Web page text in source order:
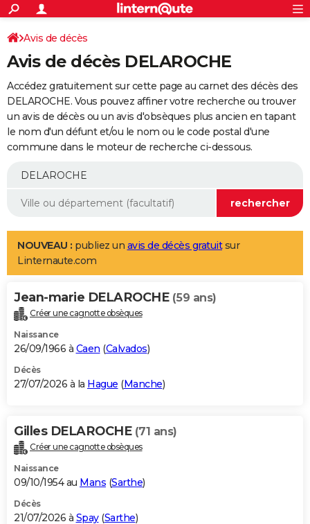
ACTUALITÉS
Politique
Société
Faits Divers
Education
Monde
Villes
+
SPORT
Coupe du monde 2026
Football
Tennis
Cyclisme
Rugby
Forum
Programme TV
TNT
Streaming
Cinéma
Sorties cinéma
Musique
+
FINANCE
Impôts
Immobilier
Risques naturels par ville
Banque
Assurance
Crédit
AUTO
Essais
Réserver un essai
Citadines
Berlines
SUV
Forum auto
+
Mobiles
Meilleur smartphone
Internet
Ordinateurs
Jeux vidéo
Guide high-tech
Aménagement intérieur
LIFESTYLE
Art de vivre
Bien-être
Loisirs
Mode
Modes de vie
Alimentation
Guide de la santé
Maladies
Médicaments
Sommeil
VOYAGE
Destinations
City break
Voyage nature
Voyage de noces
Forum
Climat
+PHOTO
GUIDES D'ACHAT
BONS PLANS
Carte de Noël
Carte Bonne année
Carte Saint-Valentin
Carte Pâques
Carte d'anniversaire
DICTIONNAIRE
Dictionnaire
Biographies
Citations
Expressions
Proverbes
PROGRAMME TV
S'inscrire
Se connecter
Lycées
Collèges
Primaires
Universités
Entreprises
Service militaire
Avis de recherche
Avis de décès
Avis de décès DELAROCHE
Accédez gratuitement sur cette page au carnet des décès des
DELAROCHE. Vous pouvez affiner votre recherche ou trouver
un avis de décès ou un avis d'obsèques plus ancien en tapant
le nom d'un défunt et/ou le nom ou le code postal d'une
commune dans le moteur de recherche ci-dessous.
NOUVEAU : publiez un avis de décès gratuitsur
Linternaute.com
Jean-marie DELAROCHE (59 ans)
Créer une cagnotte obsèques
Naissance
26/09/1966 à Caen (Calvados)
Décès
27/07/2026 à la Hague (Manche)
Gilles DELAROCHE (71 ans)
Créer une cagnotte obsèques
Naissance
09/10/1954 au Mans (Sarthe)
Décès
21/07/2026 à Spay(Sarthe)